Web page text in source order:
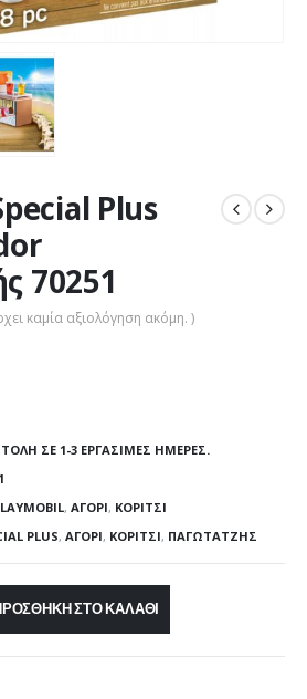
Plus
70251
καμία αξιολόγηση ακόμη. )
ΣΕ 1-3 ΕΡΓΆΣΙΜΕΣ ΗΜΈΡΕΣ.
, ΑΓΌΡΙ, ΚΟΡΊΤΣΙ
PLUS, ΑΓΌΡΙ, ΚΟΡΊΤΣΙ, ΠΑΓΩΤΑΤΖΉΣ
ΣΤΟ ΚΑΛΆΘΙ